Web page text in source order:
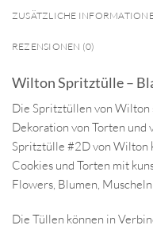
ZUSÄTZLICHE
REZENSIONEN (0)
Wilton Spritztülle –
Die Spritztüllen von Wilton
Dekoration von Torten
Spritztülle #2D von Wilton
Cookies und Torten mit
Flowers, Blumen,
Die Tüllen können in